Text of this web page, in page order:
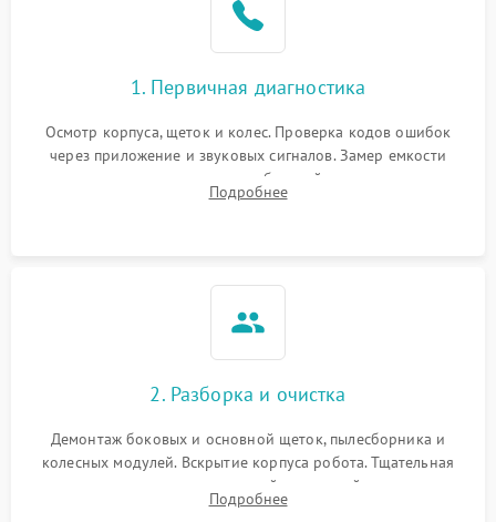
1. Первичная диагностика
Осмотр корпуса, щеток и колес. Проверка кодов ошибок
через приложение и звуковых сигналов. Замер емкости
аккумулятора и тестирование базовой станции зарядки.
Оценка работы лидара, бампера и датчиков падения для
Подробнее
2. Разборка и очистка
Демонтаж боковых и основной щеток, пылесборника и
колесных модулей. Вскрытие корпуса робота. Тщательная
очистка внутренних полостей, шестерней и плат от
скопившейся пыли, волос и шерсти животных с
Подробнее